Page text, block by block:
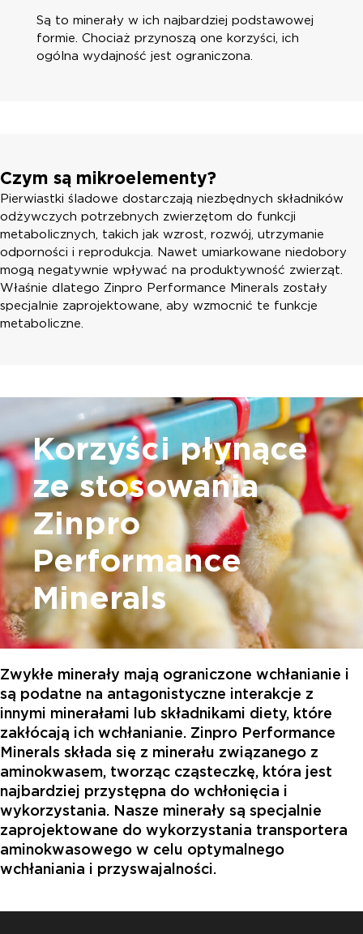
Są to minerały w ich najbardziej podstawowej
formie. Chociaż przynoszą one korzyści, ich
ogólna wydajność jest ograniczona.
Czym są mikroelementy?
Pierwiastki śladowe dostarczają niezbędnych składników
odżywczych potrzebnych zwierzętom do funkcji
metabolicznych, takich jak wzrost, rozwój, utrzymanie
odporności i reprodukcja. Nawet umiarkowane niedobory
mogą negatywnie wpływać na produktywność zwierząt.
Właśnie dlatego Zinpro Performance Minerals zostały
specjalnie zaprojektowane, aby wzmocnić te funkcje
metaboliczne.
Korzyści płynące
ze stosowania
Zinpro
Performance
Minerals
Zwykłe minerały mają ograniczone wchłanianie i
są podatne na antagonistyczne interakcje z
innymi minerałami lub składnikami diety, które
zakłócają ich wchłanianie. Zinpro Performance
Minerals składa się z minerału związanego z
aminokwasem, tworząc cząsteczkę, która jest
najbardziej przystępna do wchłonięcia i
wykorzystania. Nasze minerały są specjalnie
zaprojektowane do wykorzystania transportera
aminokwasowego w celu optymalnego
wchłaniania i przyswajalności.